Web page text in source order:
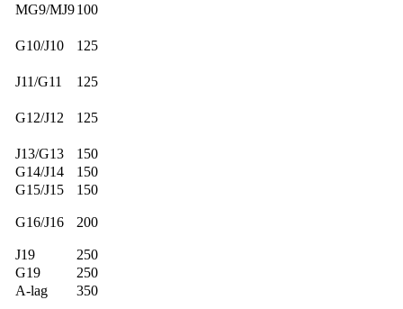
MG9/MJ9100
G10/J10 125
J11/G11 125
G12/J12 125
J13/G13
150
G14/J14
150
G15/J15
150
G16/J16 200
J19
250
G19
250
A-lag
350